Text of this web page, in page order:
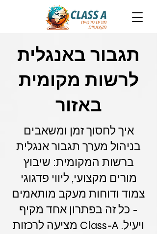
תגבור באנגלית
לרשות מקומית
באזור
איך לחסוך זמן ומשאבים
בניהול מערך תגבור אנגלית
ברשות המקומית: שיבוץ
מורים מקצועי, ליווי פדגוגי
צמוד ודוחות מעקב מותאמים
- כל זה בפתרון אחד מקיף
ויעיל. Class-A מציעה לרכזות